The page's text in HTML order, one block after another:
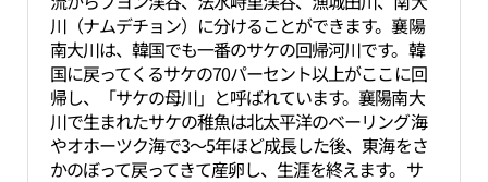
川（ナムデチョン）に分けることができます。襄陽
南大川は、韓国でも一番のサケの回帰河川です。韓
国に戻ってくるサケの70パーセント以上がここに回
帰し、「サケの母川」と呼ばれています。襄陽南大
川で生まれたサケの稚魚は北太平洋のベーリング海
やオホーツク海で3～5年ほど成長した後、東海をさ
かのぼって戻ってきて産卵し、生涯を終えます。サ